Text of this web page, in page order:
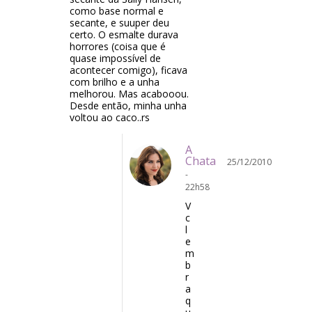
como base normal e
secante, e suuper deu
certo. O esmalte durava
horrores (coisa que é
quase impossível de
acontecer comigo), ficava
com brilho e a unha
melhorou. Mas acabooou.
Desde então, minha unha
voltou ao caco..rs
A
Chata
25/12/2010
-
22h58
V
c
l
e
m
b
r
a
q